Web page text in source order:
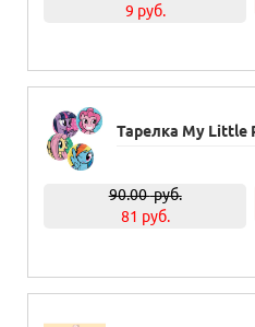
9 руб.
Тарелка My Little
90.00руб.
81 руб.